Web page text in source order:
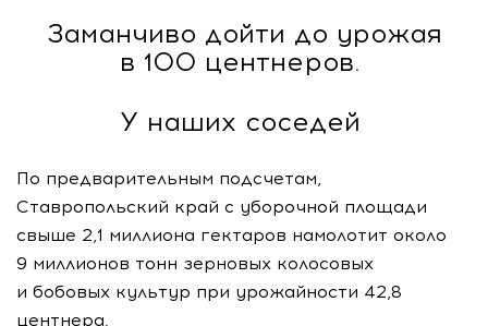
Заманчиво дойти до урожая
в 100 центнеров.
У наших соседей
По предварительным подсчетам,
Ставропольский край с уборочной площади
свыше 2,1 миллиона гектаров намолотит около
9 миллионов тонн зерновых колосовых
и бобовых культур при урожайности 42,8
центнера.